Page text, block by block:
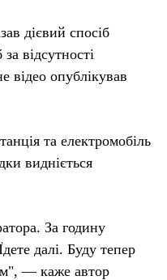
дієвий спосіб
відсутності
відео опублікував
та електромобіль
видніється
За годину
далі. Буду тепер
— каже автор